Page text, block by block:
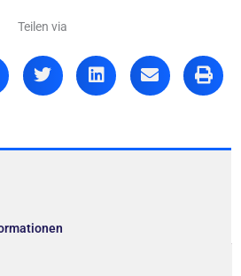
Teilen via